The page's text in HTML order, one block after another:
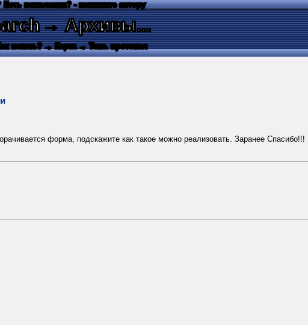
Есть пожелания? - напишите автору
→ Архивы...
искать? → Карта → Текс. протокол
форма, подскажите как такое можно реализовать. Заранее Спасибо!!!